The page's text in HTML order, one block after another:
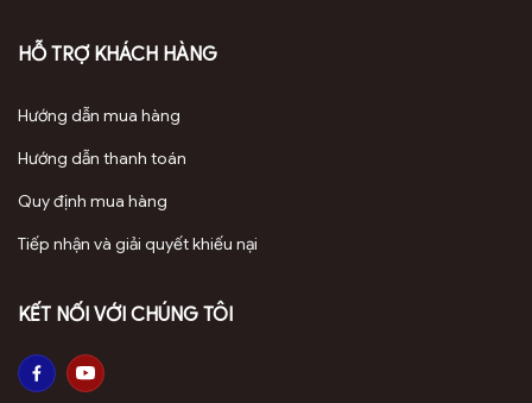
HỖ TRỢ KHÁCH HÀNG
Hướng dẫn mua hàng
Hướng dẫn thanh toán
Quy định mua hàng
Tiếp nhận và giải quyết khiếu nại
KẾT NỐI VỚI CHÚNG TÔI